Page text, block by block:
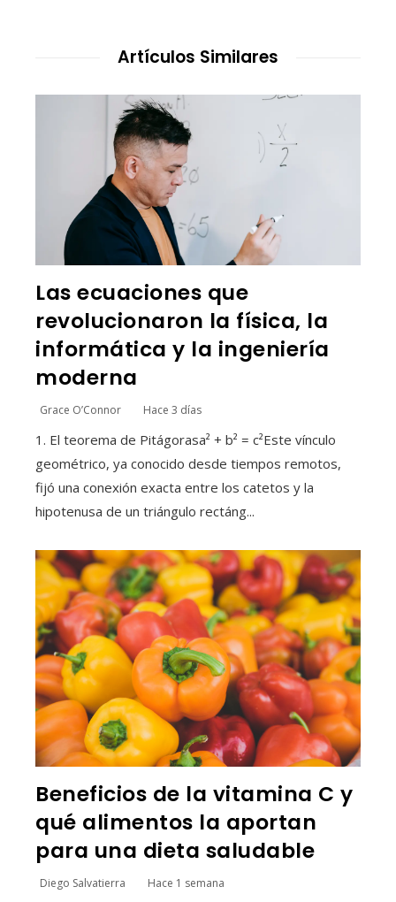
Artículos Similares
Las ecuaciones que
revolucionaron la física, la
informática y la ingeniería
moderna
Grace O’Connor Hace 3 días
1. El teorema de Pitágorasa² + b² = c²Este vínculo
geométrico, ya conocido desde tiempos remotos,
fijó una conexión exacta entre los catetos y la
hipotenusa de un triángulo rectáng...
Beneficios de la vitamina C y
qué alimentos la aportan
para una dieta saludable
Diego Salvatierra Hace 1 semana